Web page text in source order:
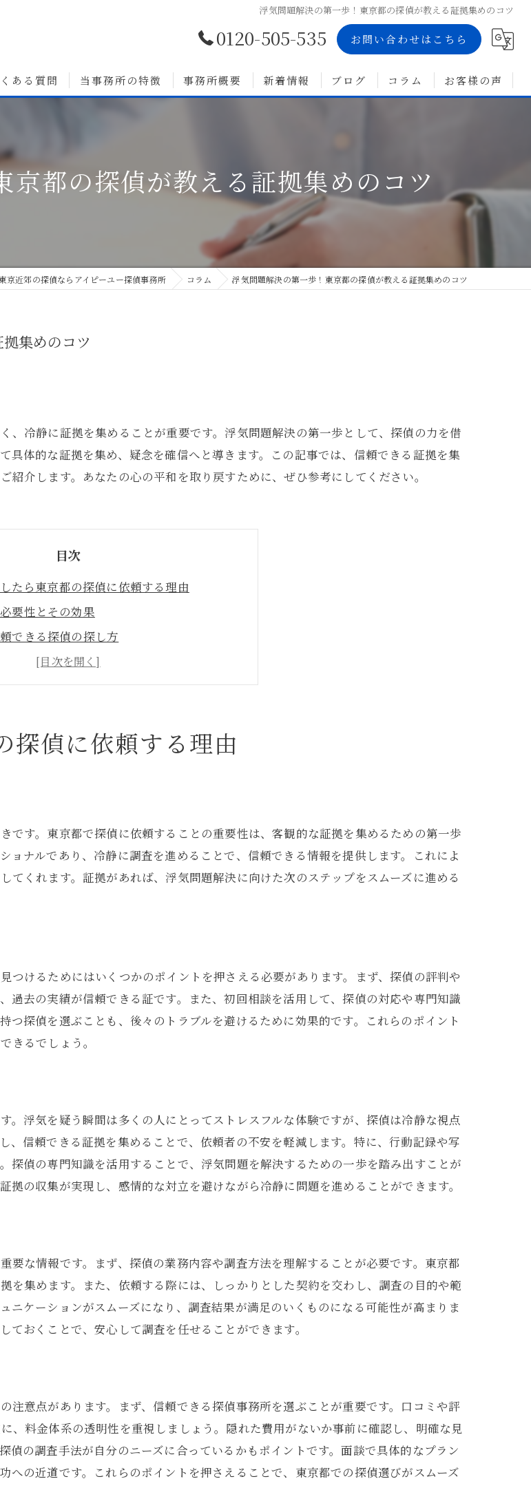
浮気問題解決の第一歩！東京都の探偵が教える証拠集めのコツ
0120-505-535 お問い合わせはこちら
ある質問 当事務所の特徴
人探し
事務所概要 新着情報 ブログ コラム お客様の声
京都の探偵が教える証拠集めのコツ
京近郊の探偵ならアイピーユー探偵事務所 コラム 浮気問題解決の第一歩！東京都の探偵が教える証拠集めのコツ
集めのコツ
、冷静に証拠を集めることが重要です。浮気問題解決の第一歩として、探偵の力を借
具体的な証拠を集め、疑念を確信へと導きます。この記事では、信頼できる証拠を集
介します。あなたの心の平和を取り戻すために、ぜひ参考にしてください。
目次
たら東京都の探偵に依頼する理由
要性とその効果
できる探偵の探し方
に向けた探偵の役割
る前に知っておくべきこと
ける費用と見積もりの考え方
る浮気証拠集めの基本ステップ
での証拠取得法
動パターンの把握
拠の分析方法
証拠の集め方
を活用した調査手法
ワークを活かした情報収集
関係の築き方
るための方法
ける感情のコントロール
る浮気疑惑に対する冷静な対処法
冷静な対応策
ための心理的アプローチ
相談する際のポイント
な話し合いの方法
って浮気の証拠を集める成功事例
学ぶ証拠集めのコツ
探偵に依頼する理由
です。東京都で探偵に依頼することの重要性は、客観的な証拠を集めるための第一歩
ョナルであり、冷静に調査を進めることで、信頼できる情報を提供します。これによ
てくれます。証拠があれば、浮気問題解決に向けた次のステップをスムーズに進める
つけるためにはいくつかのポイントを押さえる必要があります。まず、探偵の評判や
過去の実績が信頼できる証です。また、初回相談を活用して、探偵の対応や専門知識
探偵を選ぶことも、後々のトラブルを避けるために効果的です。これらのポイント
きるでしょう。
。浮気を疑う瞬間は多くの人にとってストレスフルな体験ですが、探偵は冷静な視点
信頼できる証拠を集めることで、依頼者の不安を軽減します。特に、行動記録や写
探偵の専門知識を活用することで、浮気問題を解決するための一歩を踏み出すことが
の収集が実現し、感情的な対立を避けながら冷静に問題を進めることができます。
な情報です。まず、探偵の業務内容や調査方法を理解することが必要です。東京都
を集めます。また、依頼する際には、しっかりとした契約を交わし、調査の目的や範
ケーションがスムーズになり、調査結果が満足のいくものになる可能性が高まりま
おくことで、安心して調査を任せることができます。
注意点があります。まず、信頼できる探偵事務所を選ぶことが重要です。口コミや評
、料金体系の透明性を重視しましょう。隠れた費用がないか事前に確認し、明確な見
の調査手法が自分のニーズに合っているかもポイントです。面談で具体的なプラン
への近道です。これらのポイントを押さえることで、東京都での探偵選びがスムーズ